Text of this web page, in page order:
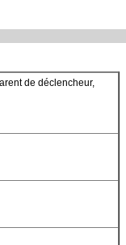
de déclencheur,